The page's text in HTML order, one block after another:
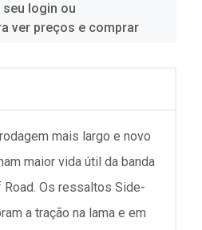
seu login ou
ver preços e comprar
mais largo e novo
maior vida útil da banda
Road. Os ressaltos Side-
a tração na lama e em